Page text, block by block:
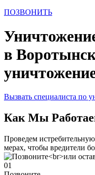
ПОЗВОНИТЬ
в
Вызвать специалиста по
Как Мы
Проведем
мерах, чтобы вредители
01